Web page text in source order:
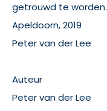
getrouwd te worden.
Apeldoorn, 2019
Peter van der Lee
Auteur
Peter van der Lee